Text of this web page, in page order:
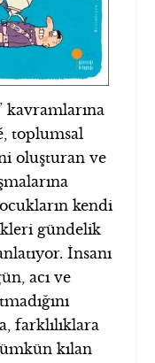
kavramlarına
toplumsal
oluşturan ve
kendi
gündelik
İnsanı
acı ve
farklılıklara
kılan